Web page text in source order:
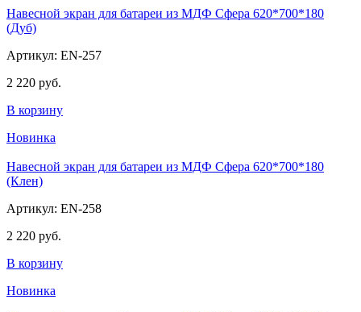
Навесной экран для батареи из МДФ Сфера 620*700*180
(Дуб)
Артикул: EN-257
2 220 руб.
В корзину
Новинка
Навесной экран для батареи из МДФ Сфера 620*700*180
(Клен)
Артикул: EN-258
2 220 руб.
В корзину
Новинка